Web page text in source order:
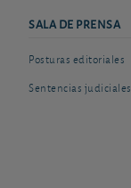
SALA DE PRENSA
Posturas editoriales
Sentencias judiciales